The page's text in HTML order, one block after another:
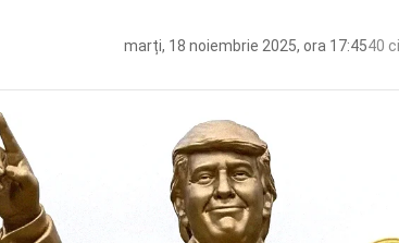
marți, 18 noiembrie 2025, ora 17:4540